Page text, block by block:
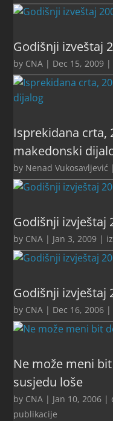
Godišnji izveštaj
by CNA | Dec 15, 2009 |
Isprekidana crta,
makedonski
by Nenad Vukosavljević |
Godišnji izvještaj
by CNA | Jan 3, 2009 |
Godišnji izvještaj
by CNA | Dec 16, 2006 |
Ne može meni
susjedu loše
by CNA | Jan 10, 2006 |
publikacije